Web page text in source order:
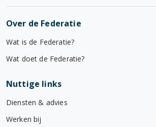
Over de Federatie
Wat is de Federatie?
Wat doet de Federatie?
Nuttige links
Diensten & advies
Werken bij